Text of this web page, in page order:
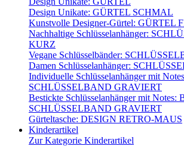
Design Unikate: GÜRTEL SCHMAL
Kunstvolle Designer-Gürtel: GÜRTEL
Nachhaltige Schlüsselanhänger:
KURZ
Vegane Schlüsselbänder:
Damen Schlüsselanhänger:
Individuelle Schlüsselanhänger mit
SCHLÜSSELBAND GRAVIERT
Bestickte Schlüsselanhänger mit Notes:
SCHLÜSSELBAND GRAVIERT
Gürteltasche: DESIGN RETRO-MAUS
Kinderartikel
Zur Kategorie Kinderartikel